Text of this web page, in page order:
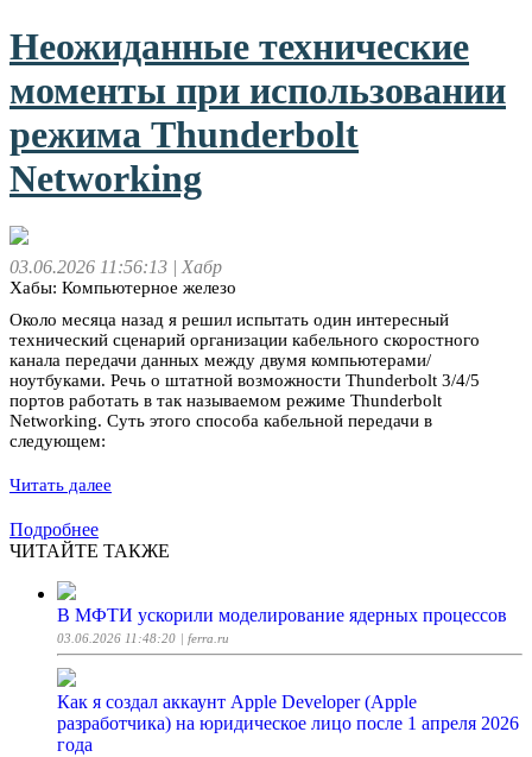
Неожиданные технические
моменты при использовании
режима Thunderbolt
Networking
03.06.2026 11:56:13 | Хабр
Хабы: Компьютерное железо
Около месяца назад я решил испытать один интересный
технический сценарий организации кабельного скоростного
канала передачи данных между двумя компьютерами/
ноутбуками. Речь о штатной возможности Thunderbolt 3/4/5
портов работать в так называемом режиме Thunderbolt
Networking. Суть этого способа кабельной передачи в
следующем:
Читать далее
Подробнее
ЧИТАЙТЕ ТАКЖЕ
В МФТИ ускорили моделирование ядерных процессов
03.06.2026 11:48:20 | ferra.ru
Как я создал аккаунт Apple Developer (Apple
разработчика) на юридическое лицо после 1 апреля 2026
года